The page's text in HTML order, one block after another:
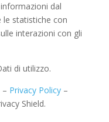
dal
le statistiche con
interazioni con gli
di utilizzo.
Privacy Policy–
Shield.